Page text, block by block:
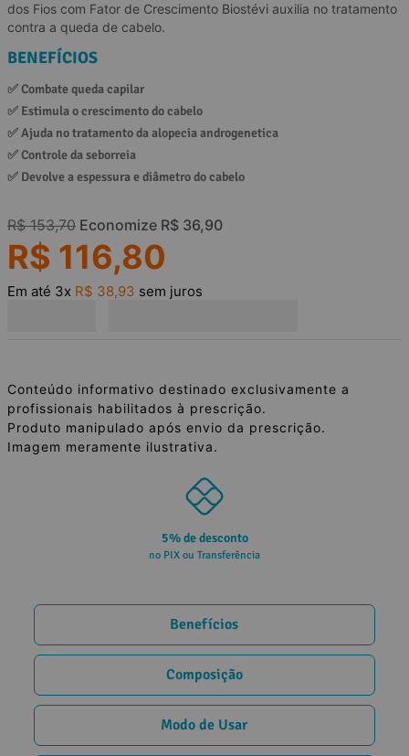
dos Fios com Fator de Crescimento Biostévi auxilia no tratamento
contra a queda de cabelo.
BENEFÍCIOS
✅ Combate queda capilar
✅ Estimula o crescimento do cabelo
✅ Ajuda no tratamento da alopecia androgenetica
✅ Controle da seborreia
✅ Devolve a espessura e diâmetro do cabelo
R$ 153,70 Economize R$ 36,90
R$ 116,80
Em até 3x R$ 38,93 sem juros
Conteúdo informativo destinado exclusivamente a
profissionais habilitados à prescrição.
Produto manipulado após envio da prescrição.
Imagem meramente ilustrativa.
Parcele em até 10x
sem juros no cartão
Benefícios
Composição
Modo de Usar